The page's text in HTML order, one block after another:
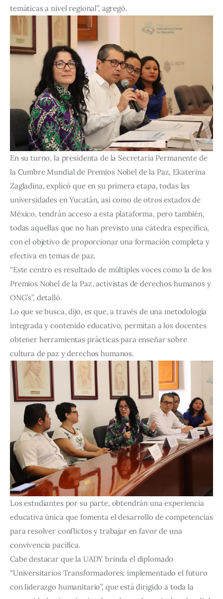
temáticas a nivel regional”, agregó.
En su turno, la presidenta de la Secretaría Permanente de
la Cumbre Mundial de Premios Nobel de la Paz, Ekaterina
Zagladina, explicó que en su primera etapa, todas las
universidades en Yucatán, así como de otros estados de
México, tendrán acceso a esta plataforma, pero también,
todas aquellas que no han previsto una cátedra específica,
con el objetivo de proporcionar una formación completa y
efectiva en temas de paz.
“Este centro es resultado de múltiples voces como la de los
Premios Nobel de la Paz, activistas de derechos humanos y
ONG’s”, detalló.
Lo que se busca, dijo, es que, a través de una metodología
integrada y contenido educativo, permitan a los docentes
obtener herramientas prácticas para enseñar sobre
cultura de paz y derechos humanos.
Los estudiantes por su parte, obtendrán una experiencia
educativa única que fomenta el desarrollo de competencias
para resolver conflictos y trabajar en favor de una
convivencia pacífica.
Cabe destacar que la UADY brinda el diplomado
“Universitarios Transformadores: implementado el futuro
con liderazgo humanitario”, que está dirigido a toda la